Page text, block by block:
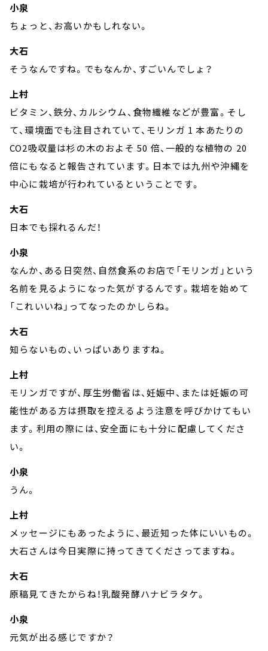
小泉
ちょっと、お高いかもしれない。
大石
そうなんですね。でもなんか、すごいんでしょ？
上村
ビタミン、鉄分、カルシウム、食物繊維などが豊富。そし
て、環境面でも注目されていて、モリンガ 1 本あたりの
CO2吸収量は杉の木のおよそ 50 倍、一般的な植物の 20
倍にもなると報告されています。日本では九州や沖縄を
中心に栽培が行われているということです。
大石
日本でも採れるんだ！
小泉
なんか、ある日突然、自然食系のお店で「モリンガ」という
名前を見るようになった気がするんです。栽培を始めて
「これいいね」ってなったのかしらね。
大石
知らないもの、いっぱいありますね。
上村
モリンガですが、厚生労働省は、妊娠中、または妊娠の可
能性がある方は摂取を控えるよう注意を呼びかけてもい
ます。利用の際には、安全面にも十分に配慮してくださ
い。
小泉
うん。
上村
メッセージにもあったように、最近知った体にいいもの。
大石さんは今日実際に持ってきてくださってますね。
大石
原稿見てきたからね！乳酸発酵ハナビラタケ。
小泉
元気が出る感じですか？